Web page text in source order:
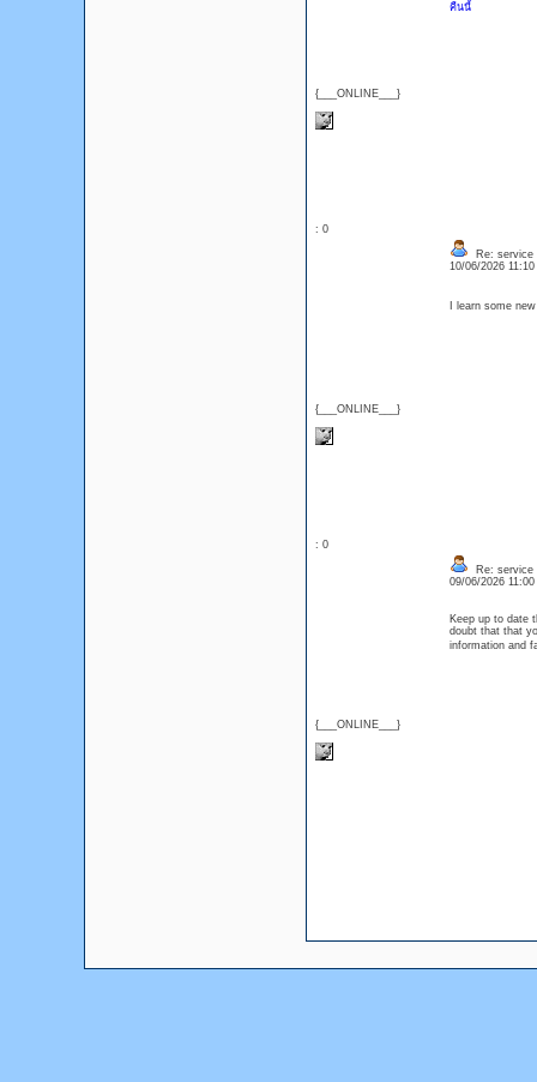
{___ONLINE___}
คืนนี้
: 0
{___ONLINE___}
Re: service
10/06/2026
I learn some
: 0
{___ONLINE___}
Re: service
09/06/2026
Keep up to date
doubt that that
information